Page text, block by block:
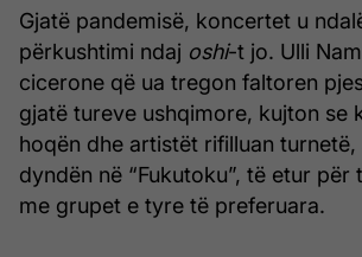
Gjatë pandemisë, koncertet u
përkushtimi ndaj oshi-t jo. Ulli
cicerone që ua tregon faltoren
gjatë tureve ushqimore, kujton se
hoqën dhe artistët rifilluan turnetë,
dyndën në “Fukutoku”, të etur për
me grupet e tyre të preferuara.